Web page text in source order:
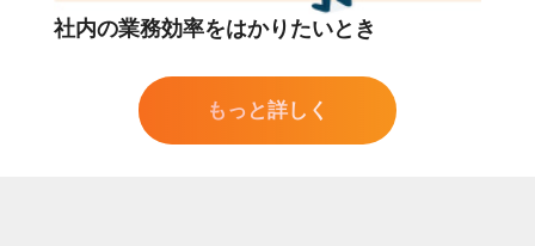
社内の業務効率をはかりたいとき
もっと詳しく